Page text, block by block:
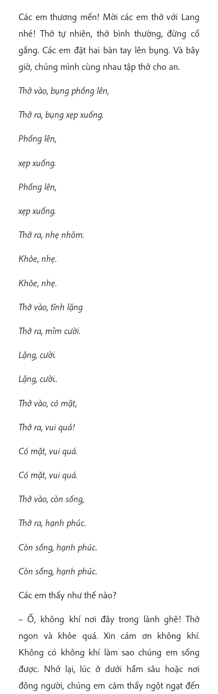
Các em thương mến! Mời các em thở với Lang
nhé! Thở tự nhiên, thở bình thường, đừng cố
gắng. Các em đặt hai bàn tay lên bụng. Và bây
giờ, chúng mình cùng nhau tập thở cho an.
Thở vào, bụng phồng lên,
Thở ra, bụng xẹp xuống.
Phồng lên,
xẹp xuống.
Phồng lên,
xẹp xuống.
Thở ra, nhẹ nhõm.
Khỏe, nhẹ.
Khỏe, nhẹ.
Thở vào, tĩnh lặng
Thở ra, mỉm cười.
Lặng, cười.
Lặng, cười..
Thở vào, có mặt,
Thở ra, vui quá!
Có mặt, vui quá.
Có mặt, vui quá.
Thở vào, còn sống,
Thở ra, hạnh phúc.
Còn sống, hạnh phúc.
Còn sống, hạnh phúc.
Các em thấy như thế nào?
– Ồ, không khí nơi đây trong lành ghê! Thở
ngon và khỏe quá. Xin cám ơn không khí.
Không có không khí làm sao chúng em sống
được. Nhớ lại, lúc ở dưới hầm sâu hoặc nơi
đông người, chúng em cảm thấy ngột ngạt đến